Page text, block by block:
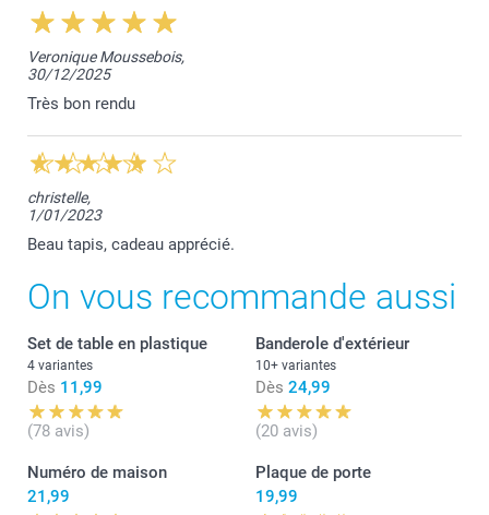
Veronique Moussebois,
30/12/2025
Très bon rendu
christelle,
1/01/2023
Beau tapis, cadeau apprécié.
On vous recommande aussi
Set de table en plastique
4 variantes
Dès 11,99
(78 avis)
Banderole d'extérieur
10+ variantes
Dès 24,99
(20 avis)
Numéro de maison
21,99
Plaque de porte
19,99